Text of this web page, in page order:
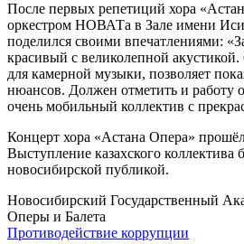
После первых репетиций хора
оркестром НОВАТа в Зале имени
поделился своими впечатлениями:
красивый с великолепной
для камерной музыки, позволяет
нюансов. Должен отметить и работу
очень мобильный коллектив с
Концерт хора «Астана Опера»
Выступление казахского коллектива
новосибирской публикой.
Новосибирский Государственный
Оперы и Балета
Противодействие коррупции